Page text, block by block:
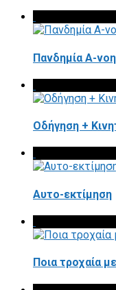
Πανδημία Α-
Οδήγηση +
Αυτο-εκτίμηση
Ποια τροχαία